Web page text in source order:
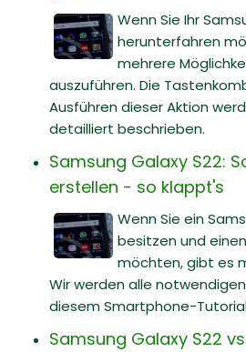
Wenn Sie Ihr
herunterfahren
mehrere
auszuführen. Die
Ausführen dieser Aktion
detailliert beschrieben.
Samsung Galaxy S22:
erstellen - so klappt's
Wenn Sie ein
besitzen und
möchten, gibt es
Wir werden alle
diesem Smartphone-
Samsung Galaxy S22